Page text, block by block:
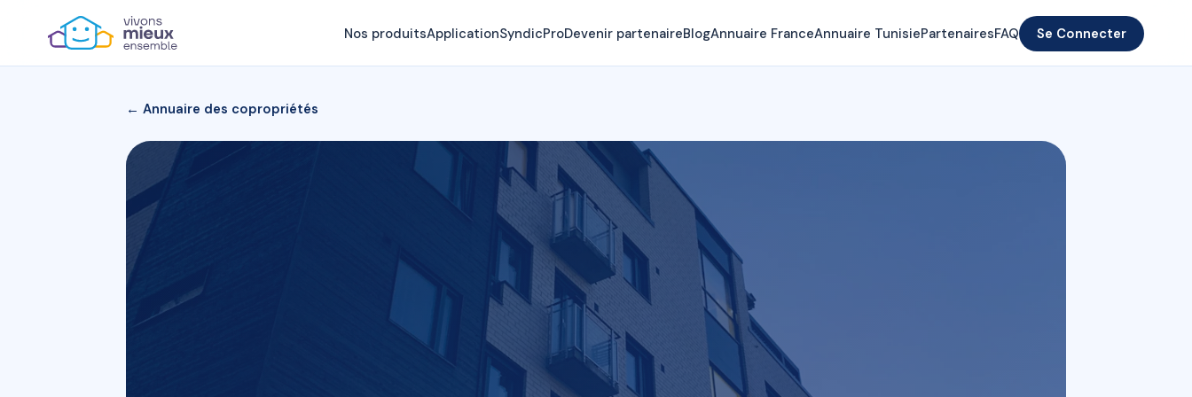
Nos produitsApplicationSyndicProDevenir partenaireBlogAnnuaire FranceAnnuaire TunisiePartenairesFAQ Se Connecter
← Annuaire des copropriétés